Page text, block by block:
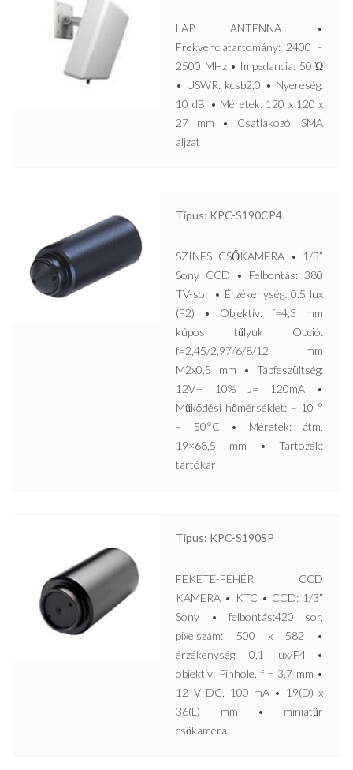
LAP ANTENNA •
Frekvenciatartomány: 2400 –
2500 MHz • Impedancia: 50 Ώ
• USWR: kcsb2,0 • Nyereség:
10 dBi • Méretek: 120 x 120 x
27 mm • Csatlakozó: SMA
aljzat
Típus: KPC-S190CP4
SZÍNES CSŐKAMERA • 1/3”
Sony CCD • Felbontás: 380
TV-sor • Érzékenység: 0.5 lux
(F2) • Objektív: f=4,3 mm
kúpos tűlyuk Opció:
f=2,45/2,97/6/8/12 mm
M2x0,5 mm • Tápfeszültség:
12V+ 10% J= 120mA •
Működési hőmérséklet: – 10 °
– 50°C • Méretek: átm.
19×68,5 mm • Tartozék:
tartókar
Típus: KPC-S190SP
FEKETE-FEHÉR CCD
KAMERA • KTC • CCD: 1/3”
Sony • felbontás:420 sor,
pixelszám: 500 x 582 •
érzékenység: 0,1 lux/F4 •
objektív: Pinhole, f = 3,7 mm •
12 V DC, 100 mA • 19(D) x
36(L) mm • miniatűr
csőkamera